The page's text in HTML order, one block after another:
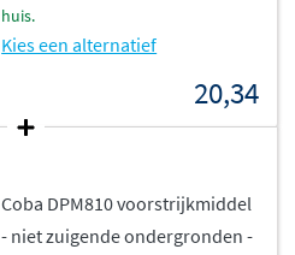
huis.
Kies een alternatief
20,34
Coba DPM810 voorstrijkmiddel
- niet zuigende ondergronden -